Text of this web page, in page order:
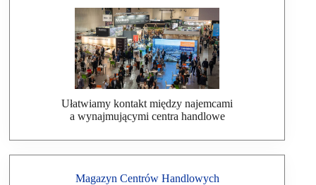
Ułatwiamy kontakt między najemcami
a wynajmującymi centra handlowe
Magazyn Centrów Handlowych